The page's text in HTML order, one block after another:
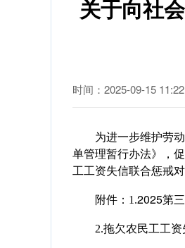
关于向社
时间：2025-09-15
为进一步维护劳动
单管理暂行办法》，
工工资失信联合惩戒
附件：1.2025第
2.拖欠农民工工